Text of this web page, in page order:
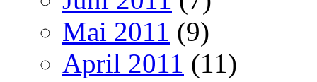
Mai 2011 (9)
April 2011 (11)